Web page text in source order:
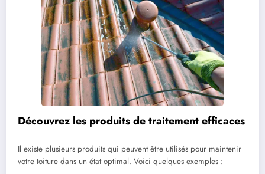
Découvrez les produits de traitement efficaces
Il existe plusieurs produits qui peuvent être utilisés pour maintenir
votre toiture dans un état optimal. Voici quelques exemples :